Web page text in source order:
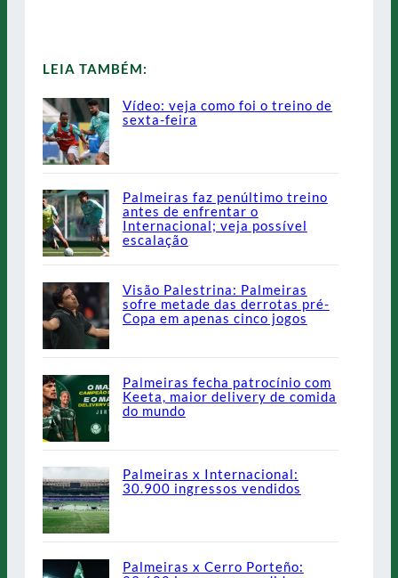
LEIA TAMBÉM:
Vídeo: veja como foi o treino de
sexta-feira
Palmeiras faz penúltimo treino
antes de enfrentar o
Internacional; veja possível
escalação
Visão Palestrina: Palmeiras
sofre metade das derrotas pré-
Copa em apenas cinco jogos
Palmeiras fecha patrocínio com
Keeta, maior delivery de comida
do mundo
Palmeiras x Internacional:
30.900 ingressos vendidos
Palmeiras x Cerro Porteño: